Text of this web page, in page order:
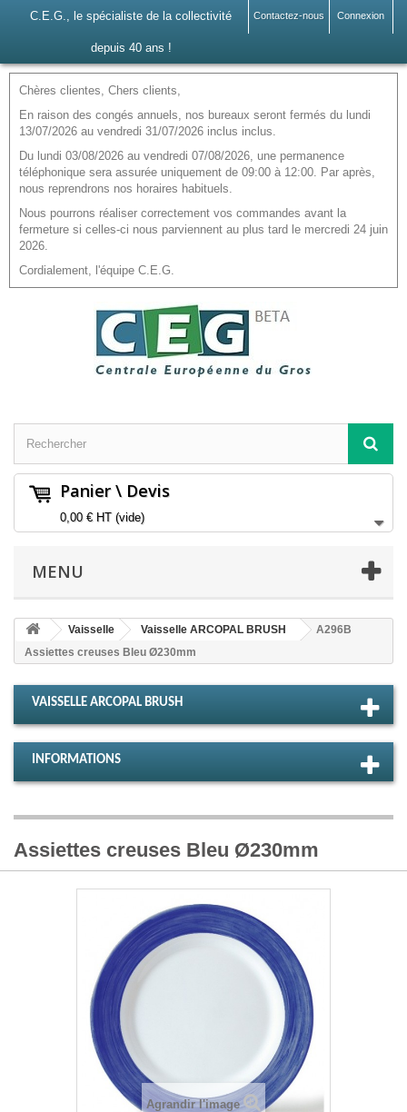
Connexion
Contactez-nous
C.E.G., le spécialiste de la collectivité
depuis 40 ans !
Chères clientes, Chers clients,
En raison des congés annuels, nos bureaux seront fermés du lundi
13/07/2026 au vendredi 31/07/2026 inclus inclus.
Du lundi 03/08/2026 au vendredi 07/08/2026, une permanence
téléphonique sera assurée uniquement de 09:00 à 12:00. Par après,
nous reprendrons nos horaires habituels.
Nous pourrons réaliser correctement vos commandes avant la
fermeture si celles-ci nous parviennent au plus tard le mercredi 24 juin
2026.
Cordialement, l'équipe C.E.G.
Panier \ Devis
0,00 €HT (vide)
MENU
Vaisselle Vaisselle ARCOPAL BRUSH
A296B
Assiettes creuses Bleu Ø230mm
VAISSELLE ARCOPAL BRUSH
INFORMATIONS
Assiettes creuses Bleu Ø230mm
Agrandir l'image